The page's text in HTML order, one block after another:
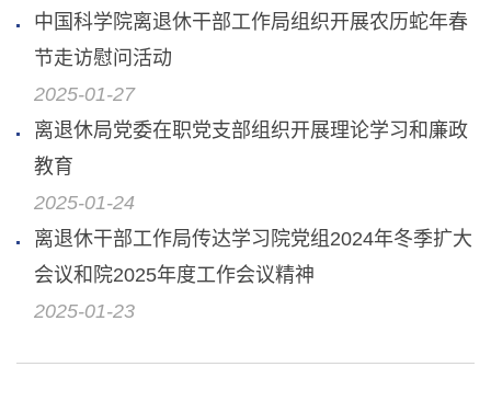
中国科学院离退休干部工作局组织开展农历蛇年春
节走访慰问活动
2025-01-27
离退休局党委在职党支部组织开展理论学习和廉政
教育
2025-01-24
离退休干部工作局传达学习院党组2024年冬季扩大
会议和院2025年度工作会议精神
2025-01-23